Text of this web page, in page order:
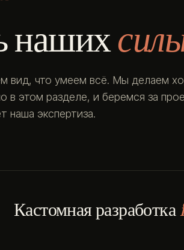
наших
вид, что умеем всё. Мы делаем
в этом разделе, и беремся за
наша экспертиза.
Кастомная разработка